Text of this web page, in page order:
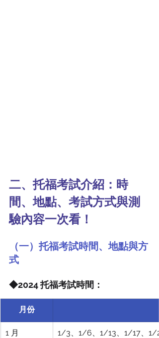
二、托福考試介紹：時
間、地點、考試方式與測
驗內容一次看！
（一）托福考試時間、地點與方
式
◆2024 托福考試時間：
月份
1 月 1/3、1/6、1/13、1/17、1/